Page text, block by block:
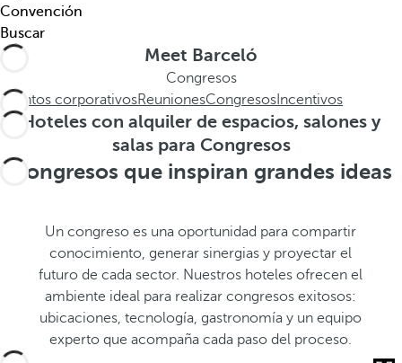
c
a
.
.
c
i
a
b
a
o
a
Convención
Buscar
Meet Barceló
Congresos
Eventos corporativosReunionesCongresos Incentivos
Hoteles con alquiler de espacios, salones y
salas para Congresos
Congresos que inspiran grandes ideas
Un congreso es una oportunidad para compartir
conocimiento, generar sinergias y proyectar el
futuro de cada sector. Nuestros hoteles ofrecen el
ambiente ideal para realizar congresos exitosos:
ubicaciones, tecnología, gastronomía y un equipo
experto que acompaña cada paso del proceso.